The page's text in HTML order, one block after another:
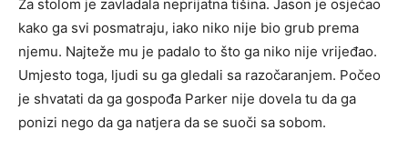
Za stolom je zavladala neprijatna tišina. Jason je osjećao
kako ga svi posmatraju, iako niko nije bio grub prema
njemu. Najteže mu je padalo to što ga niko nije vrijeđao.
Umjesto toga, ljudi su ga gledali sa razočaranjem. Počeo
je shvatati da ga gospođa Parker nije dovela tu da ga
ponizi nego da ga natjera da se suoči sa sobom.